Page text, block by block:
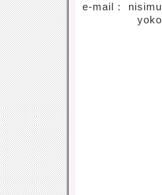
e-mail：